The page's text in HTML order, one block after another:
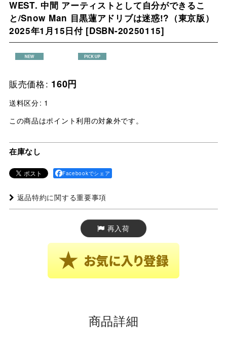
WEST. 中間 アーティストとして自分ができるこ
と/Snow Man 目黒蓮アドリブは迷惑!?（東京版）
2025年1月15日付 [DSBN-20250115]
販売価格: 160円
送料区分: 1
この商品はポイント利用の対象外です。
在庫なし
Facebookでシェア
返品特約に関する重要事項
再入荷
商品詳細